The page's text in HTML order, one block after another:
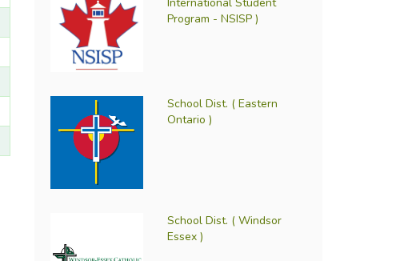
International Student
Program - NSISP )
School Dist. ( Eastern
Ontario )
School Dist. ( Windsor
Essex )